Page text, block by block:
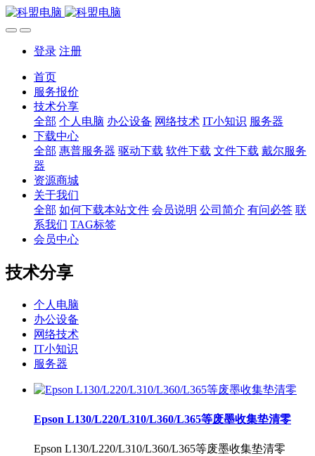
登录 注册
首页
服务报价
技术分享
全部 个人电脑 办公设备 网络技术 IT小知识 服务器
下载中心
全部 惠普服务器 驱动下载 软件下载 文件下载 戴尔服务
器
资源商城
关于我们
全部 如何下载本站文件 会员说明 公司简介 有问必答 联
系我们 TAG标签
会员中心
技术分享
个人电脑
办公设备
网络技术
IT小知识
服务器
Epson L130/L220/L310/L360/L365等废墨收集垫清零
Epson L130/L220/L310/L360/L365等废墨收集垫清零